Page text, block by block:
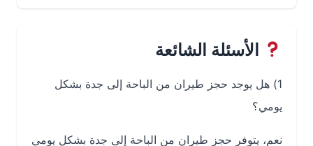
الأسئلة الشائعة
1) هل يوجد حجز طيران من الباحة إلى جدة بشكل
يومي؟
نعم، يتوفر حجز طيران من الباحة إلى جدة بشكل يومي